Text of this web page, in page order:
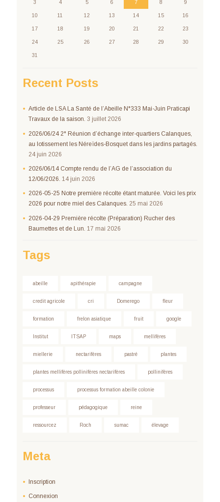
3 4 5 6 7 8 9
10 11 12 13 14 15 16
17 18 19 20 21 22 23
24 25 26 27 28 29 30
31
Recent Posts
Article de LSA La Santé de l’Abeille N°333 Mai-Juin Praticapi
Travaux de la saison. 3 juillet 2026
2026/06/24 2° Réunion d’échange inter-quartiers Calanques,
au lotissement les Néreïdes-Bosquet dans les jardins partagés.
24 juin 2026
2026/06/14 Compte rendu de l’AG de l’association du
12/06/2026. 14 juin 2026
2026-05-25 Notre première récolte étant maturée. Voici les prix
2026 pour notre miel des Calanques. 25 mai 2026
2026-04-29 Première récolte (Préparation) Rucher des
Baumettes et de Lun. 17 mai 2026
Tags
abeille apithérapie campagne
credit agricole cri Domerego fleur
formation frelon asiatique fruit google
Institut ITSAP maps mellifères
miellerie nectarifères pastré plantes
plantes mellifères pollinifères nectarifères pollinifères
processus processus formation abeille colonie
professeur pédagogique reine
ressourcez Roch sumac élevage
Meta
Inscription
Connexion